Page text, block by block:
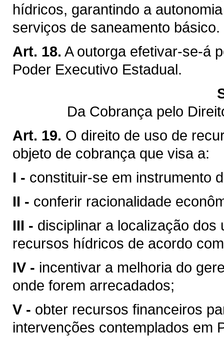
hídricos, garantindo a
serviços de saneamento básico.
Art. 18. A outorga efetivar-se-á
Poder Executivo Estadual.
Da Cobrança pelo
Art. 19. O direito de uso de
objeto de cobrança que visa a:
I - constituir-se em instrumento
II - conferir racionalidade
III - disciplinar a localização
recursos hídricos de acordo
IV - incentivar a melhoria do
onde forem arrecadados;
V - obter recursos financeiros
intervenções contemplados em